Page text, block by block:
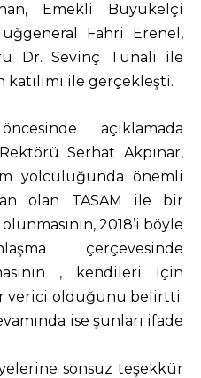
Emekli Büyükelçi
Fahri Erenel,
Dr. Sevinç Tunalı ile
katılımı ile gerçekleşti.
açıklamada
Serhat Akpınar,
yolculuğunda önemli
olan TASAM ile bir
2018’i böyle
çerçevesinde
, kendileri için
verici olduğunu belirtti.
ise şunları ifade
sonsuz teşekkür